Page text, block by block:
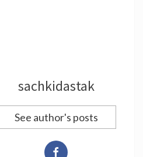
sachkidastak
See author's posts